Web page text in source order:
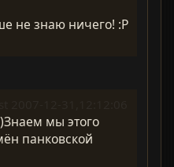
не знаю ничего! :P
мы этого
панковской